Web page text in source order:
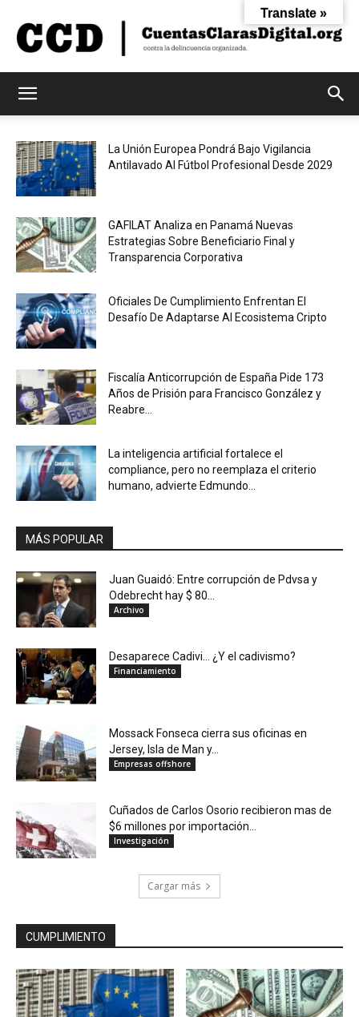
Digital
La Unión Europea Pondrá Bajo Vigilancia
Antilavado Al Fútbol Profesional Desde 2029
GAFILAT Analiza en Panamá Nuevas
Estrategias Sobre Beneficiario Final y
Transparencia Corporativa
Oficiales De Cumplimiento Enfrentan El
Desafío De Adaptarse Al Ecosistema Cripto
Fiscalía Anticorrupción de España Pide 173
Años de Prisión para Francisco González y
Reabre...
La inteligencia artificial fortalece el
compliance, pero no reemplaza el criterio
humano, advierte Edmundo...
MÁS POPULAR
Juan Guaidó: Entre corrupción de Pdvsa y
Odebrecht hay $ 80...
Archivo
Desaparece Cadivi… ¿Y el cadivismo?
Financiamiento
Mossack Fonseca cierra sus oficinas en
Jersey, Isla de Man y...
Empresas offshore
Cuñados de Carlos Osorio recibieron mas de
$6 millones por importación...
Investigación
Cargar más
CUMPLIMIENTO
Translate »